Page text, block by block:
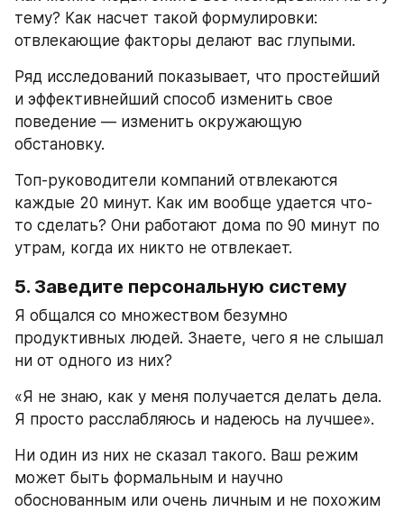
тему? Как насчет такой формулировки:
отвлекающие факторы делают вас глупыми.
Ряд исследований показывает, что простейший
и эффективнейший способ изменить свое
поведение — изменить окружающую
обстановку.
Топ-руководители компаний отвлекаются
каждые 20 минут. Как им вообще удается что-
то сделать? Они работают дома по 90 минут по
утрам, когда их никто не отвлекает.
5. Заведите персональную систему
Я общался со множеством безумно
продуктивных людей. Знаете, чего я не слышал
ни от одного из них?
«Я не знаю, как у меня получается делать дела.
Я просто расслабляюсь и надеюсь на лучшее».
Ни один из них не сказал такого. Ваш режим
может быть формальным и научно
обоснованным или очень личным и не похожим